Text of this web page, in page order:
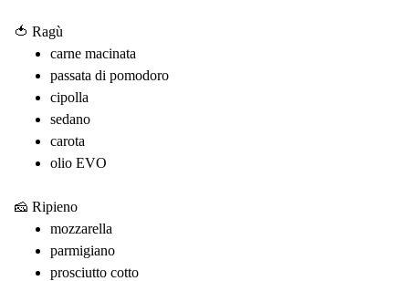
🍅 Ragù
carne macinata
passata di pomodoro
cipolla
sedano
carota
olio EVO
🧀 Ripieno
mozzarella
parmigiano
prosciutto cotto